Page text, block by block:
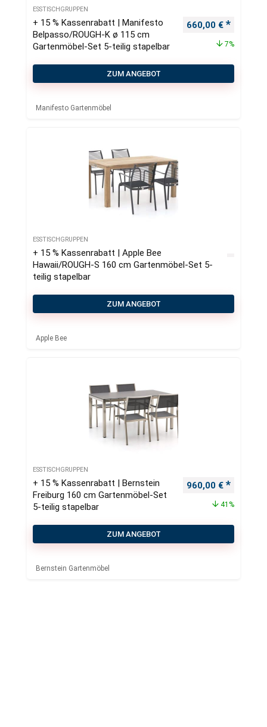
ESSTISCHGRUPPEN
+ 15 % Kassenrabatt | Manifesto
Belpasso/ROUGH-K ø 115 cm
Gartenmöbel-Set 5-teilig stapelbar
Ursprünglicher
660,00 €
7%
ZUM ANGEBOT
Manifesto Gartenmöbel
ESSTISCHGRUPPEN
+ 15 % Kassenrabatt | Apple Bee
Hawaii/ROUGH-S 160 cm Gartenmöbel-Set 5-
teilig stapelbar
ZUM ANGEBOT
Apple Bee
ESSTISCHGRUPPEN
+ 15 % Kassenrabatt | Bernstein
Freiburg 160 cm Gartenmöbel-Set
5-teilig stapelbar
Ursprünglicher
960,00 €
41%
ZUM ANGEBOT
Bernstein Gartenmöbel